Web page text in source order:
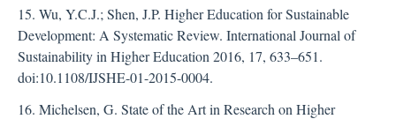
15. Wu, Y.C.J.; Shen, J.P. Higher Education for Sustainable
Development: A Systematic Review. International Journal of
Sustainability in Higher Education 2016, 17, 633–651.
doi:10.1108/IJSHE-01-2015-0004.
16. Michelsen, G. State of the Art in Research on Higher